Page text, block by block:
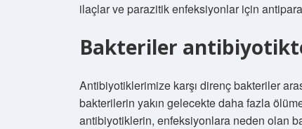
ilaçlar ve parazitik enfeksiyonlar için
Bakteriler
Antibiyotiklerimize karşı direnç bakteriler
bakterilerin yakın gelecekte daha fazla
antibiyotiklerin, enfeksiyonlara neden olan